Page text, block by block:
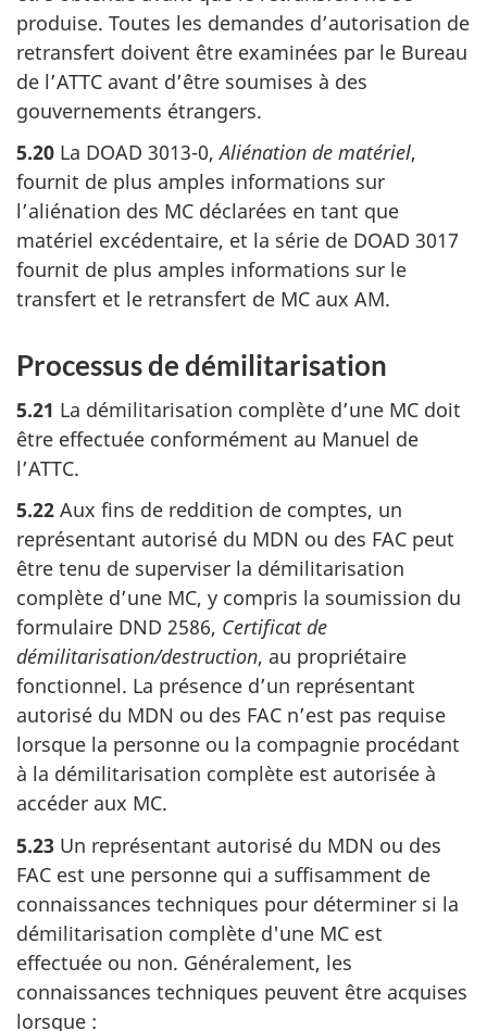
produise. Toutes les demandes d’autorisation de
retransfert doivent être examinées par le Bureau
de l’ATTC avant d’être soumises à des
gouvernements étrangers.
5.20 La DOAD 3013-0,Aliénation de matériel,
fournit de plus amples informations sur
l’aliénation des MC déclarées en tant que
matériel excédentaire, et la série de DOAD 3017
fournit de plus amples informations sur le
transfert et le retransfert de MC aux AM.
Processus de démilitarisation
5.21 La démilitarisation complète d’une MC doit
être effectuée conformément au Manuel de
l’ATTC.
5.22 Aux fins de reddition de comptes, un
représentant autorisé du MDN ou des FAC peut
être tenu de superviser la démilitarisation
complète d’une MC, y compris la soumission du
formulaire DND 2586, Certificat de
démilitarisation/destruction, au propriétaire
fonctionnel. La présence d’un représentant
autorisé du MDN ou des FAC n’est pas requise
lorsque la personne ou la compagnie procédant
à la démilitarisation complète est autorisée à
accéder aux MC.
5.23 Un représentant autorisé du MDN ou des
FAC est une personne qui a suffisamment de
connaissances techniques pour déterminer si la
démilitarisation complète d'une MC est
effectuée ou non. Généralement, les
connaissances techniques peuvent être acquises
lorsque :